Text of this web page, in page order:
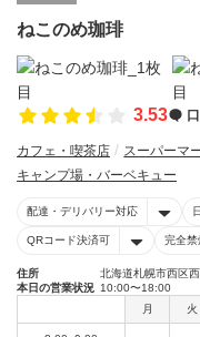
ねこのめ珈琲
3.53
カフェ・喫茶店
スーパーマ
キャンプ場・バーベキュー
配達・デリバリー対応
QRコード決済可 完全禁
住所
北海道札幌市西区
本日の営業状況 10:00〜18:00
月
火